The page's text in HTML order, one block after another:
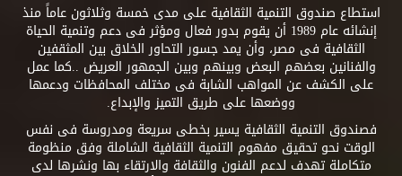
استطاع صندوق التنمية الثقافية على مدى خمسة وثلاثون عاماً منذ
إنشائه عام 1989 أن يقوم بدور فعال ومؤثر فى دعم وتنمية الحياة
الثقافية فى مصر، وأن يمد جسور التحاور الخلاق بين المثقفين
والفنانين بعضهم البعض وبينهم وبين الجمهور العريض ..كما عمل
على الكشف عن المواهب الشابة فى مختلف المحافظات ودعمها
ووضعها على طريق التميز والإبداع.
فصندوق التنمية الثقافية يسير بخطى سريعة ومدروسة فى نفس
الوقت نحو تحقيق مفهوم التنمية الثقافية الشاملة وفق منظومة
متكاملة تهدف لدعم الفنون والثقافة والارتقاء بها ونشرها لدى